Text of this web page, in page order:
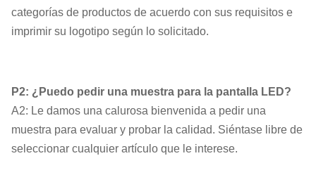
categorías de productos de acuerdo con sus requisitos e
imprimir su logotipo según lo solicitado.
P2: ¿Puedo pedir una muestra para la pantalla LED?
A2: Le damos una calurosa bienvenida a pedir una
muestra para evaluar y probar la calidad. Siéntase libre de
seleccionar cualquier artículo que le interese.